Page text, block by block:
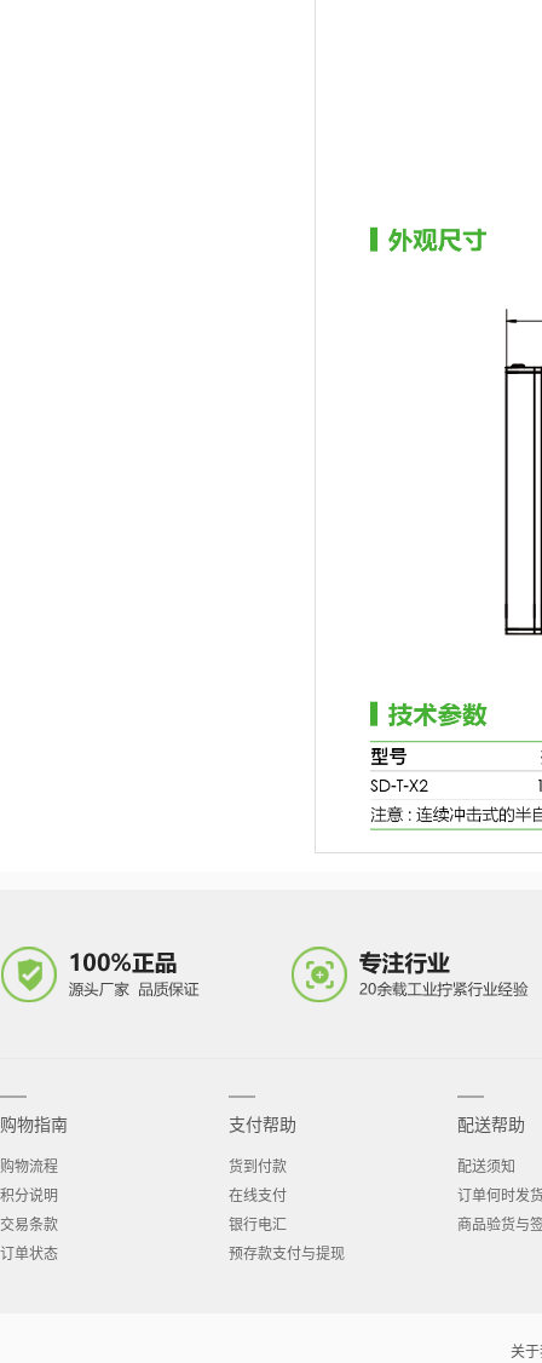
购物指南
购物流程
积分说明
交易条款
订单状态
支付帮助
货到付款
在线支付
银行电汇
预存款支付与提现
配送帮助
配送须知
订单何时发
商品验货与
关